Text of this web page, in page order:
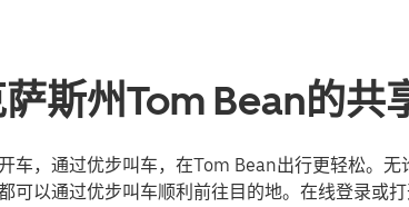
斯州Tom Bean的共
车，通过优步叫车，在Tom Bean出行更轻松。
可以通过优步叫车顺利前往目的地。在线登录或